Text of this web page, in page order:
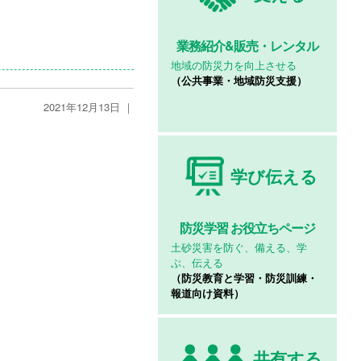
2021年12月13日 ｜
業務紹介&販売・レンタル
地域の防災力を向上させる
（公共事業・地域防災支援）
学び伝える
防災学習お役立ちページ
土砂災害を防ぐ、備える、学
ぶ、伝える
（防災教育と学習・防災訓練・
報道向け資料）